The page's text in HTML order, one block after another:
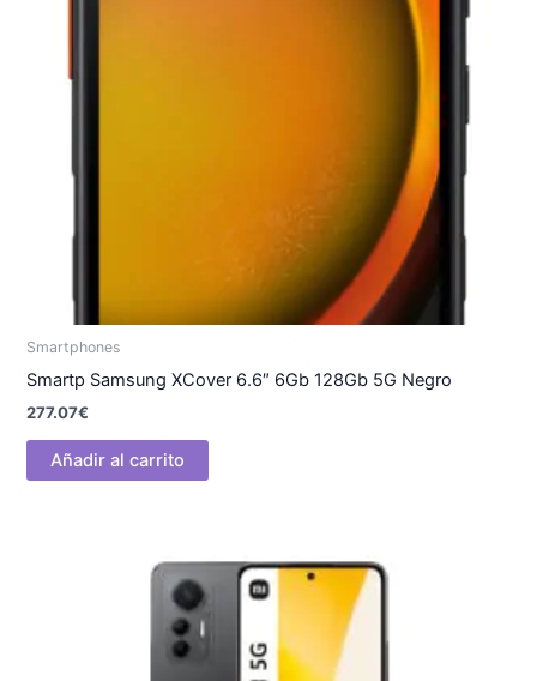
Smartphones
Smartp Samsung XCover 6.6″ 6Gb 128Gb 5G Negro
277.07€
Añadir al carrito